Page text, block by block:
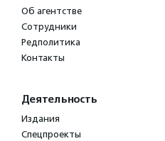
Об агентстве
Сотрудники
Редполитика
Контакты
Деятельность
Издания
Спецпроекты